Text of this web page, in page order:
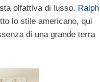
olfattiva di lusso. Ralph
lo stile americano, qui
di una grande terra